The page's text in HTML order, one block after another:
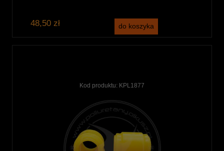
48,50 zł do koszyka
Kod produktu: KPL1877